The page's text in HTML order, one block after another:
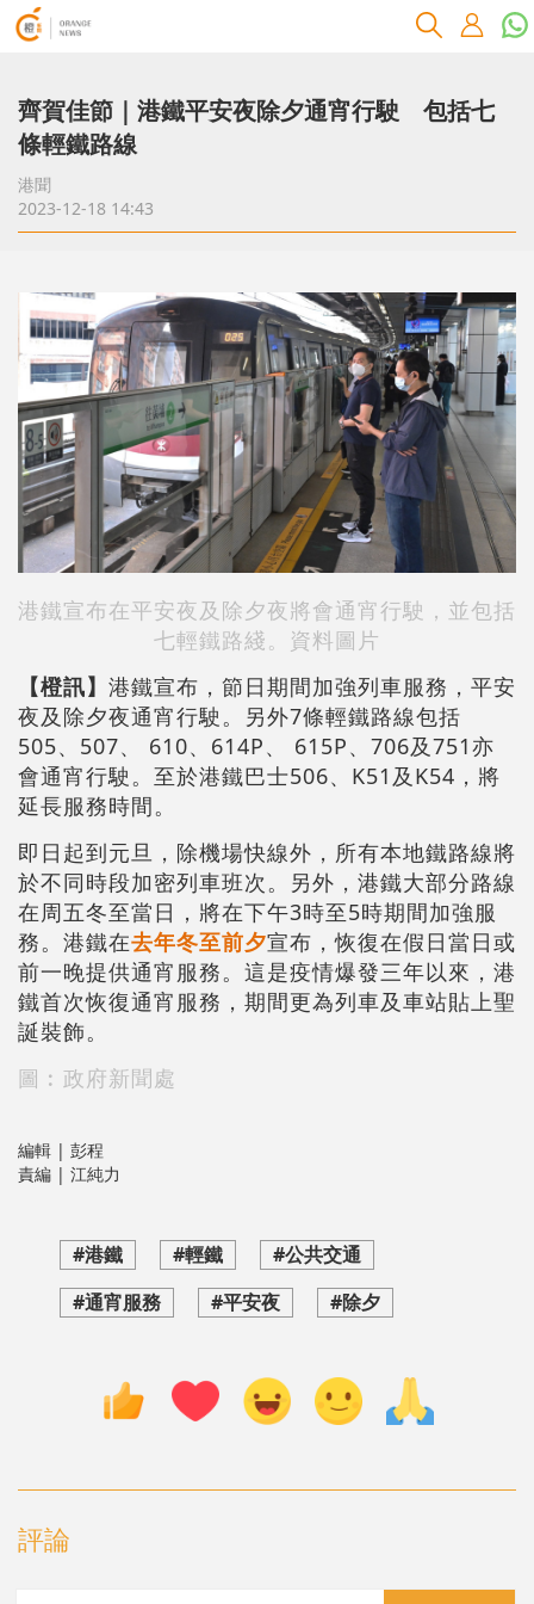
齊賀佳節｜港鐵平安夜除夕通宵行駛 包括七
條輕鐵路線
港聞
2023-12-18 14:43
港鐵宣布在平安夜及除夕夜將會通宵行駛，並包括
七輕鐵路綫。資料圖片
【橙訊】 港鐵宣布，節日期間加強列車服務，平安
夜及除夕夜通宵行駛。另外7條輕鐵路線包括
505、507、 610、614P、 615P、706及751亦
會通宵行駛。至於港鐵巴士506、K51及K54，將
延長服務時間。
即日起到元旦，除機場快線外，所有本地鐵路線將
於不同時段加密列車班次。另外，港鐵大部分路線
在周五冬至當日，將在下午3時至5時期間加強服
務。港鐵在去年冬至前夕宣布，恢復在假日當日或
前一晚提供通宵服務。這是疫情爆發三年以來，港
鐵首次恢復通宵服務，期間更為列車及車站貼上聖
誕裝飾。
圖︰政府新聞處
編輯 | 彭程
責編 | 江純力
#港鐵 #輕鐵
#公共交通
#通宵服務
#平安夜 #除夕
評論